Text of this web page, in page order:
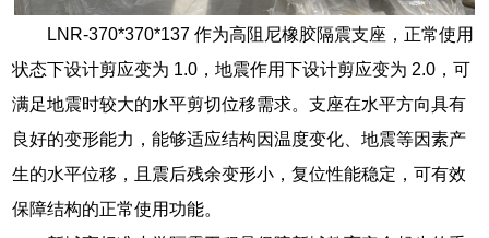
LNR-370*370*137 作为高阻尼橡胶隔震支座，正常使用
状态下设计剪应变为 1.0，地震作用下设计剪应变为 2.0，可
满足地震时较大的水平剪切位移需求。支座在水平方向具有
良好的变形能力，能够适应结构因温度变化、地震等因素产
生的水平位移，且震后残余变形小，复位性能稳定，可有效
保障结构的正常使用功能。